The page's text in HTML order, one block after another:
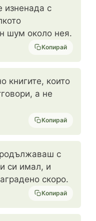
изненада с
шум около нея.
Копирай
книгите, които
а не
Копирай
с
си имал, и
скоро.
Копирай